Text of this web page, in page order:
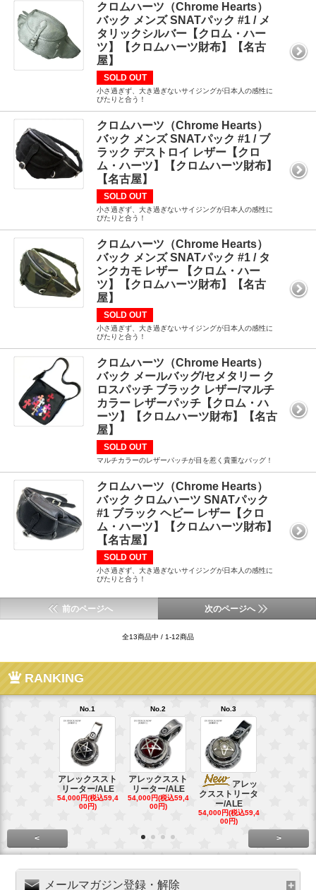
クロムハーツ（Chrome Hearts）
バック メンズ SNATパック #1 / メ
タリックシルバー【クロム・ハー
ツ】【クロムハーツ財布】【名古
屋】
SOLD OUT
小さ過ぎず、大き過ぎないサイジングが日本人の感性に
ぴたりと合う！
クロムハーツ（Chrome Hearts）
バック メンズ SNATパック #1 / ブ
ラック デストロイ レザー【クロ
ム・ハーツ】【クロムハーツ財布】
【名古屋】
SOLD OUT
小さ過ぎず、大き過ぎないサイジングが日本人の感性に
ぴたりと合う！
クロムハーツ（Chrome Hearts）
バック メンズ SNATパック #1 / タ
ンクカモ レザー 【クロム・ハー
ツ】【クロムハーツ財布】【名古
屋】
SOLD OUT
小さ過ぎず、大き過ぎないサイジングが日本人の感性に
ぴたりと合う！
クロムハーツ（Chrome Hearts）
バック メールバッグ/セメタリー ク
ロスパッチ ブラック レザー/マルチ
カラー レザーパッチ【クロム・ハ
ーツ】【クロムハーツ財布】【名古
屋】
SOLD OUT
マルチカラーのレザーパッチが目を惹く貴重なバッグ！
クロムハーツ（Chrome Hearts）
バック クロムハーツ SNATパック
#1 ブラック ヘビー レザー【クロ
ム・ハーツ】【クロムハーツ財布】
【名古屋】
SOLD OUT
小さ過ぎず、大き過ぎないサイジングが日本人の感性に
ぴたりと合う！
前のページへ 次のページへ
全13商品中 / 1-12商品
RANKING
No.1
アレックススト
リーター/ALE
54,000円(税込59,4
00円)
No.2
アレックススト
リーター/ALE
54,000円(税込59,4
00円)
No.3
アレッ
クスストリータ
ー/ALE
54,000円(税込59,4
00円)
< >
メールマガジン登録・解除